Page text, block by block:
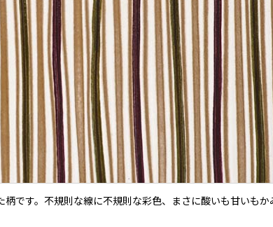
です。不規則な線に不規則な彩色、まさに酸いも甘いもか